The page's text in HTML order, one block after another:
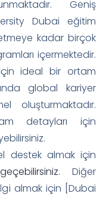
Geniş
Dubai eğitim
kadar birçok
içermektedir.
ideal bir ortam
global kariyer
oluşturmaktadır.
detayları için
destek almak için
. Diğer
almak için [Dubai